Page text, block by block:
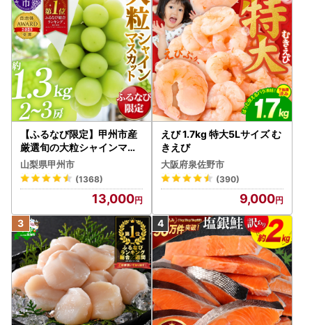
【ふるなび限定】甲州市産
厳選旬の大粒シャインマス
カット 約1.3kg 2～3房【2
026年発送】（MG）B12-
472 FN-Limited-VO シャ
インマスカット フルーツ
山梨県甲州市
(1368)
13,000
えび 1.7kg 特大5Lサイズ む
きえび
大阪府泉佐野市
(390)
9,000